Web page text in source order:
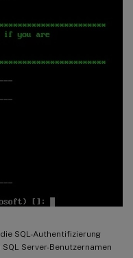
SQL-Authentifizierung
Server-Benutzernamen